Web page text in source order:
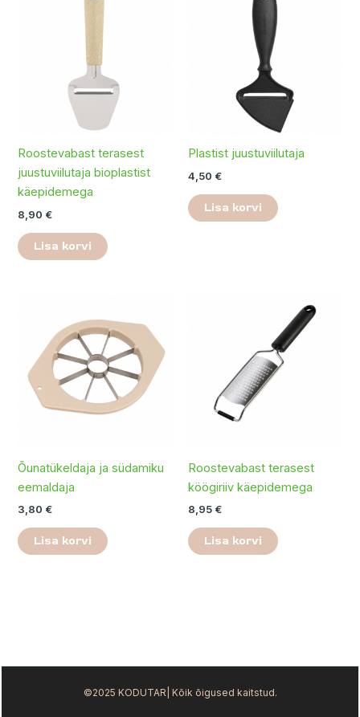
Roostevabast terasest
juustuviilutaja bioplastist
käepidemega
8,90 €
Lisa korvi
Plastist juustuviilutaja
4,50 €
Lisa korvi
Õunatükeldaja ja südamiku
eemaldaja
3,80 €
Lisa korvi
Roostevabast terasest
köögiriiv käepidemega
8,95 €
Lisa korvi
©2025 KODUTAR| Kõik õigused kaitstud.